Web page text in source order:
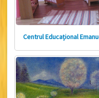
Centrul Educațional